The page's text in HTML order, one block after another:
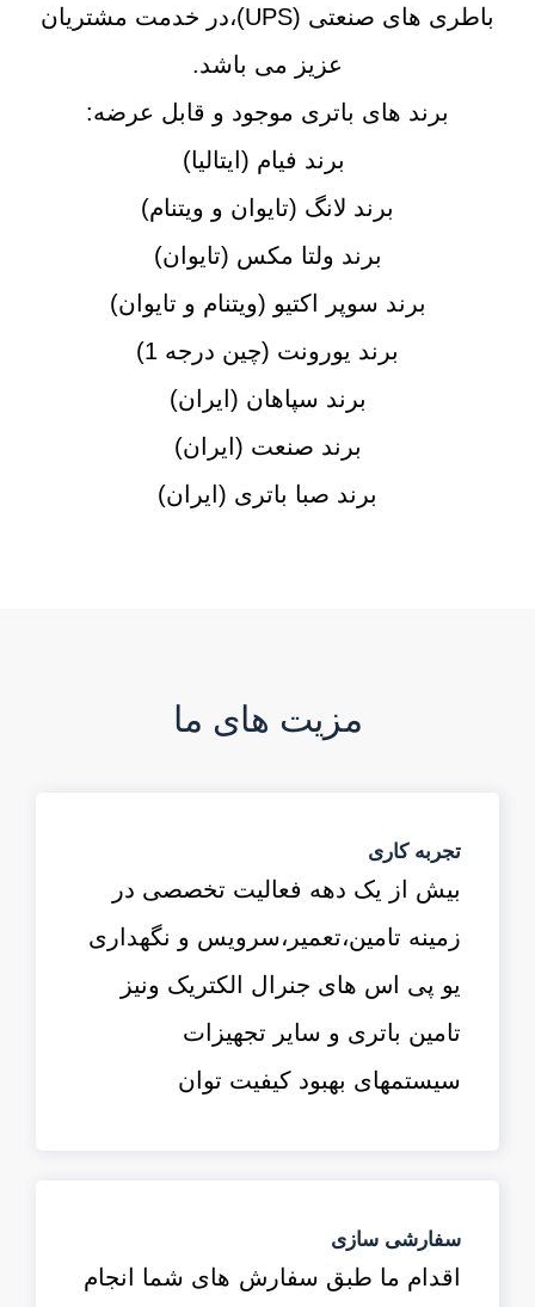
باطری های صنعتی (UPS)،در خدمت مشتریان
عزیز می باشد.
برند های باتری موجود و قابل عرضه:
برند فیام (ایتالیا)
برند لانگ (تایوان و ویتنام)
برند ولتا مکس (تایوان)
برند سوپر اکتیو (ویتنام و تایوان)
برند یورونت (چین درجه 1)
برند سپاهان (ایران)
برند صنعت (ایران)
برند صبا باتری (ایران)
مزیت های ما
تجربه کاری
بیش از یک دهه فعالیت تخصصی در
زمینه تامین،تعمیر،سرویس و نگهداری
یو پی اس های جنرال الکتریک ونیز
تامین باتری و سایر تجهیزات
سیستمهای بهبود کیفیت توان
سفارشی سازی
اقدام ما طبق سفارش های شما انجام